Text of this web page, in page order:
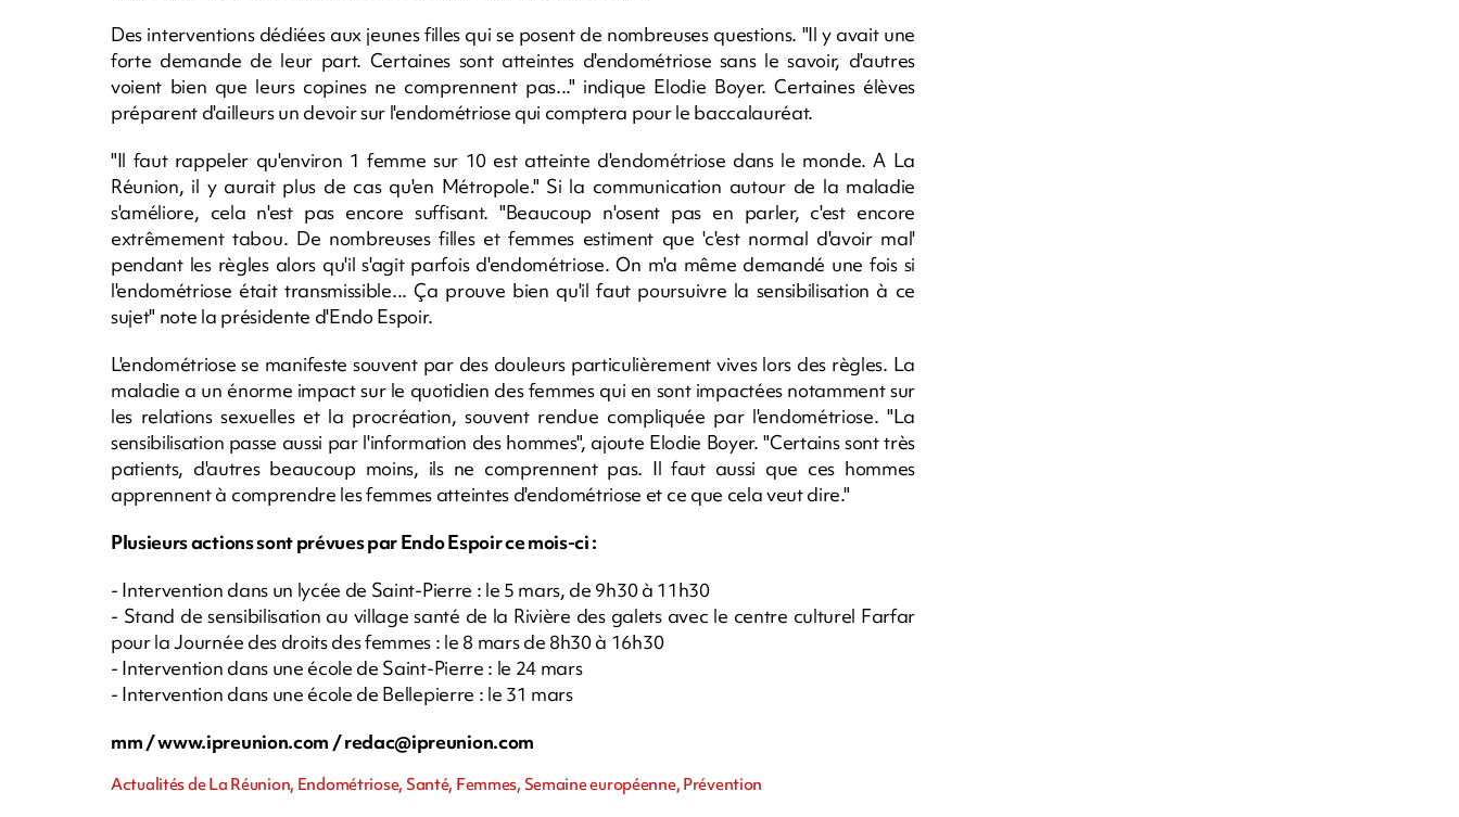
Des interventions dédiées aux jeunes filles qui se posent de nombreuses questions. "Il y avait une
forte demande de leur part. Certaines sont atteintes d'endométriose sans le savoir, d'autres
voient bien que leurs copines ne comprennent pas..." indique Elodie Boyer. Certaines élèves
préparent d'ailleurs un devoir sur l'endométriose qui comptera pour le baccalauréat.
"Il faut rappeler qu'environ 1 femme sur 10 est atteinte d'endométriose dans le monde. A La
Réunion, il y aurait plus de cas qu'en Métropole." Si la communication autour de la maladie
s'améliore, cela n'est pas encore suffisant. "Beaucoup n'osent pas en parler, c'est encore
extrêmement tabou. De nombreuses filles et femmes estiment que 'c'est normal d'avoir mal'
pendant les règles alors qu'il s'agit parfois d'endométriose. On m'a même demandé une fois si
l'endométriose était transmissible... Ça prouve bien qu'il faut poursuivre la sensibilisation à ce
sujet" note la présidente d'Endo Espoir.
L'endométriose se manifeste souvent par des douleurs particulièrement vives lors des règles. La
maladie a un énorme impact sur le quotidien des femmes qui en sont impactées notamment sur
les relations sexuelles et la procréation, souvent rendue compliquée par l'endométriose. "La
sensibilisation passe aussi par l'information des hommes", ajoute Elodie Boyer. "Certains sont très
patients, d'autres beaucoup moins, ils ne comprennent pas. Il faut aussi que ces hommes
apprennent à comprendre les femmes atteintes d'endométriose et ce que cela veut dire."
Plusieurs actions sont prévues par Endo Espoir ce mois-ci :
- Intervention dans un lycée de Saint-Pierre : le 5 mars, de 9h30 à 11h30
- Stand de sensibilisation au village santé de la Rivière des galets avec le centre culturel Farfar
pour la Journée des droits des femmes : le 8 mars de 8h30 à 16h30
- Intervention dans une école de Saint-Pierre : le 24 mars
- Intervention dans une école de Bellepierre : le 31 mars
mm / www.ipreunion.com /redac@ipreunion.com
Actualités de La Réunion, Endométriose, Santé, Femmes, Semaine européenne, Prévention